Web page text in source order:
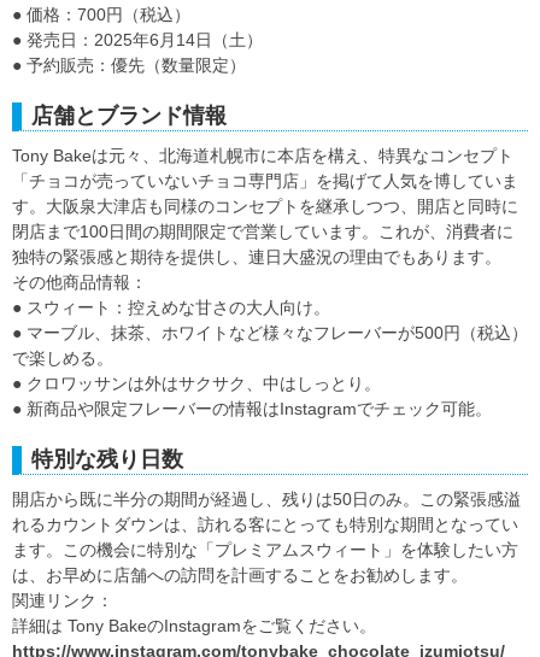
● 価格：700円（税込）
● 発売日：2025年6月14日（土）
● 予約販売：優先（数量限定）
店舗とブランド情報
Tony Bakeは元々、北海道札幌市に本店を構え、特異なコンセプト
「チョコが売っていないチョコ専門店」を掲げて人気を博していま
す。大阪泉大津店も同様のコンセプトを継承しつつ、開店と同時に
閉店まで100日間の期間限定で営業しています。これが、消費者に
独特の緊張感と期待を提供し、連日大盛況の理由でもあります。
その他商品情報：
● スウィート：控えめな甘さの大人向け。
● マーブル、抹茶、ホワイトなど様々なフレーバーが500円（税込）
で楽しめる。
● クロワッサンは外はサクサク、中はしっとり。
● 新商品や限定フレーバーの情報はInstagramでチェック可能。
特別な残り日数
開店から既に半分の期間が経過し、残りは50日のみ。この緊張感溢
れるカウントダウンは、訪れる客にとっても特別な期間となってい
ます。この機会に特別な「プレミアムスウィート」を体験したい方
は、お早めに店舗への訪問を計画することをお勧めします。
関連リンク：
詳細は Tony BakeのInstagramをご覧ください。
https://www.instagram.com/tonybake_chocolate_izumiotsu/